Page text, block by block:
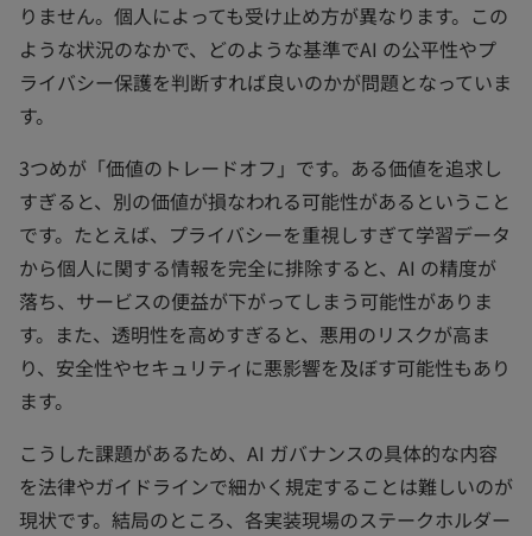
りません。個人によっても受け止め方が異なります。この
ような状況のなかで、どのような基準でAI の公平性やプ
ライバシー保護を判断すれば良いのかが問題となっていま
す。
3つめが「価値のトレードオフ」です。ある価値を追求し
すぎると、別の価値が損なわれる可能性があるということ
です。たとえば、プライバシーを重視しすぎて学習データ
から個人に関する情報を完全に排除すると、AI の精度が
落ち、サービスの便益が下がってしまう可能性がありま
す。また、透明性を高めすぎると、悪用のリスクが高ま
り、安全性やセキュリティに悪影響を及ぼす可能性もあり
ます。
こうした課題があるため、AI ガバナンスの具体的な内容
を法律やガイドラインで細かく規定することは難しいのが
現状です。結局のところ、各実装現場のステークホルダー